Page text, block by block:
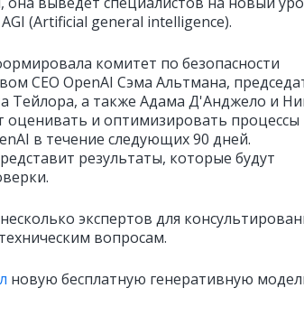
(Artificial general intelligence).
комитет по безопасности
CEO OpenAI Сэма Альтмана,
Тейлора, а также Адама Д'Анджело и
оценивать и оптимизировать процессы
в течение следующих 90 дней.
результаты, которые будут
экспертов для
вопросам.
новую бесплатную генеративную